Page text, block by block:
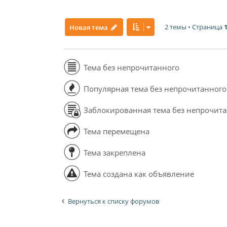
Новая тема 2 темы • Страница 1
Тема без непрочитанного
Популярная тема без непрочитанного
Заблокированная тема без
Тема перемещена
Тема закреплена
Тема создана как объявление
Вернуться к списку форумов